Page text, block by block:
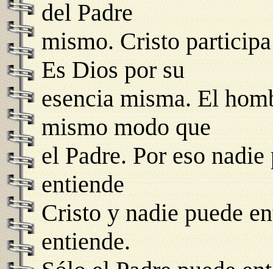
del Padre
mismo. Cristo
Es Dios por su
esencia misma. El
mismo modo que
el Padre. Por eso
entiende
Cristo y nadie puede
entiende.